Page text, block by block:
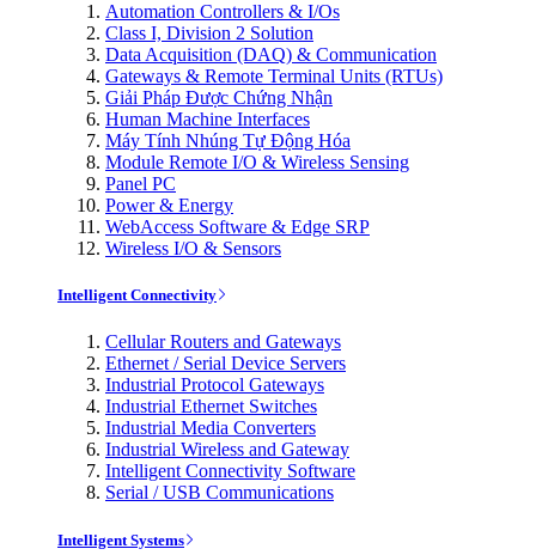
Automation Controllers & I/Os
Class I, Division 2 Solution
Data Acquisition (DAQ) & Communication
Gateways & Remote Terminal Units (RTUs)
Giải Pháp Được Chứng Nhận
Human Machine Interfaces
Máy Tính Nhúng Tự Động Hóa
Module Remote I/O & Wireless Sensing
Panel PC
Power & Energy
WebAccess Software & Edge SRP
Wireless I/O & Sensors
Intelligent Connectivity
Cellular Routers and Gateways
Ethernet / Serial Device Servers
Industrial Protocol Gateways
Industrial Ethernet Switches
Industrial Media Converters
Industrial Wireless and Gateway
Intelligent Connectivity Software
Serial / USB Communications
Intelligent Systems